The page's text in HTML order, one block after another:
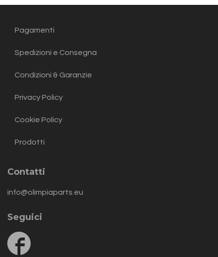
Pagamenti
Spedizioni e Consegna
Condizioni & Garanzie
Privacy Policy
Cookie Policy
Prodotti
Contatti
info@olimpiaparts.eu
Seguici
us